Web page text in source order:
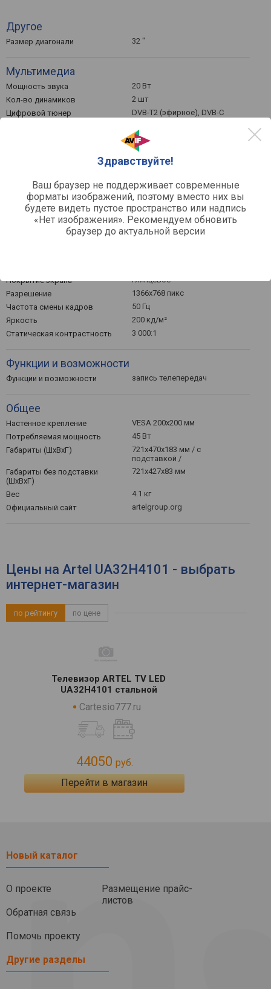
Здравствуйте!
Ваш браузер не поддерживает современные
форматы изображений, поэтому вместо них вы
будете видеть пустое пространство или надпись
«Нет изображения». Рекомендуем обновить
браузер до актуальной версии
Другое
Размер диагонали 32 "
Мультимедиа
Мощность звука
20 Вт
Кол-во динамиков
2 шт
Цифровой тюнер
DVB-T2 (эфирное), DVB-C
(спутниковое), DVB-S2
(спутниковое)
Разъемы
Входы
USB, композитный
HDMI
2 шт
Выходы
mini-Jack (3.5 мм) наушники,
коаксиальный (SPDIF)
Покрытие экрана
глянцевое
Разрешение
1366x768 пикс
Частота смены кадров
50 Гц
Яркость
200 кд/м²
Статическая контрастность
3 000:1
Функции и возможности
Функции и возможности запись телепередач
Общее
Настенное крепление
VESA 200х200 мм
Потребляемая мощность
45 Вт
Габариты (ШхВхГ)
721x470x183 мм / с
подставкой /
Габариты без подставки
(ШхВхГ)
721x427x83 мм
Вес
4.1 кг
Официальный сайт
artelgroup.org
Цены на Artel UA32H4101 - выбрать
интернет-магазин
по рейтингу по цене
Телевизор ARTEL TV LED
UA32H4101 стальной
Cartesio777.ru
44050 руб.
Перейти в магазин
Новый каталог
О проекте
Обратная связь
Помочь проекту
Размещение прайс-
листов
Другие разделы